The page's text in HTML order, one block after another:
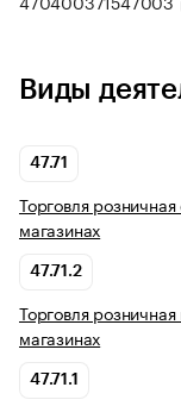
Виды
47.71
Торговля
магазинах
47.71.2
Торговля
магазинах
47.71.1